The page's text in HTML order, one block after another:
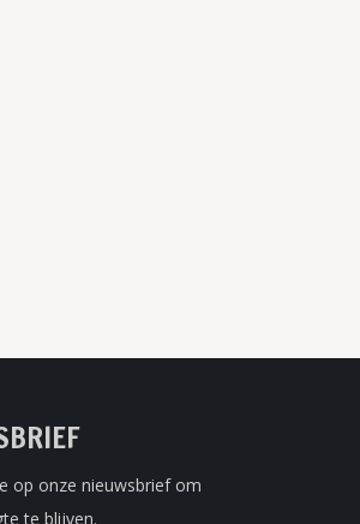
op onze nieuwsbrief om
te blijven.